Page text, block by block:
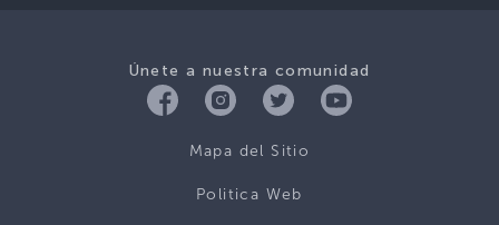
Únete a nuestra comunidad
Mapa del Sitio
Politica Web